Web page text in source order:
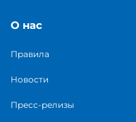
О нас
Правила
Новости
Пресс-релизы